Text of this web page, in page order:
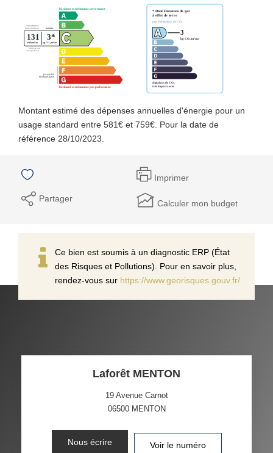
Montant estimé des dépenses annuelles d'énergie pour un
usage standard entre 581€ et 759€. Pour la date de
référence 28/10/2023.
Imprimer
Partager Calculer mon budget
Ce bien est soumis à un diagnostic ERP (État
des Risques et Pollutions). Pour en savoir plus,
rendez-vous sur https://www.georisques.gouv.fr/
Laforêt MENTON
19 Avenue Carnot
06500 MENTON
Nous écrire Voir le numéro